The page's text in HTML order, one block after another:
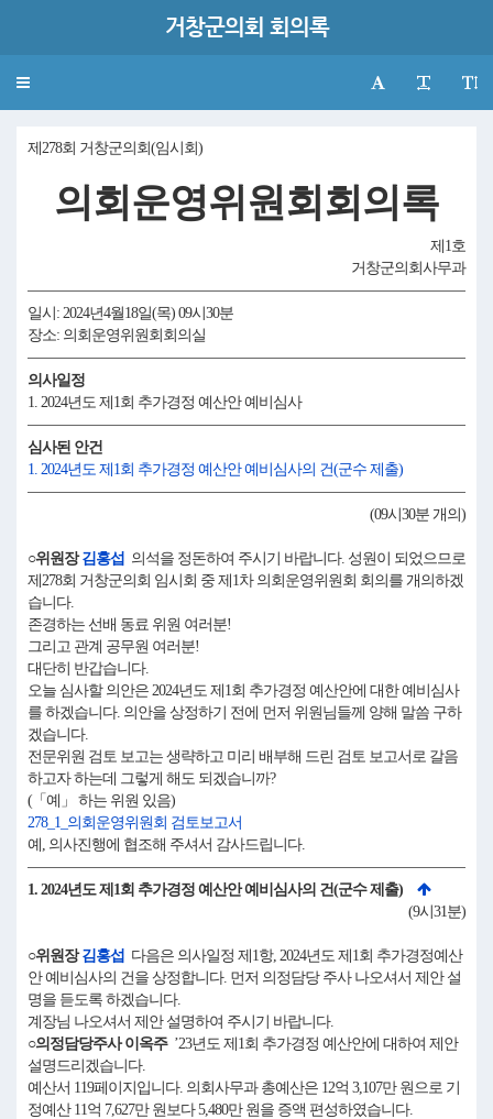
거창군의회 회의록
Toggle
제278회 거창군의회(임시회)
의회운영위원회회의록
제1호
거창군의회사무과
일시: 2024년4월18일(목) 09시30분
장소: 의회운영위원회회의실
의사일정
1. 2024년도 제1회 추가경정 예산안 예비심사
심사된 안건
1. 2024년도 제1회 추가경정 예산안 예비심사의 건(군수 제출)
(09시30분 개의)
○위원장김홍섭 의석을 정돈하여 주시기 바랍니다. 성원이 되었으므로
제278회 거창군의회 임시회 중 제1차 의회운영위원회 회의를 개의하겠
습니다.
존경하는 선배 동료 위원 여러분!
그리고 관계 공무원 여러분!
대단히 반갑습니다.
오늘 심사할 의안은 2024년도 제1회 추가경정 예산안에 대한 예비심사
를 하겠습니다. 의안을 상정하기 전에 먼저 위원님들께 양해 말씀 구하
겠습니다.
전문위원 검토 보고는 생략하고 미리 배부해 드린 검토 보고서로 갈음
하고자 하는데 그렇게 해도 되겠습니까?
(「예」 하는 위원 있음)
278_1_의회운영위원회 검토보고서
예, 의사진행에 협조해 주셔서 감사드립니다.
1. 2024년도 제1회 추가경정 예산안 예비심사의 건(군수 제출)
(9시31분)
○위원장김홍섭 다음은 의사일정 제1항, 2024년도 제1회 추가경정예산
안 예비심사의 건을 상정합니다. 먼저 의정담당 주사 나오셔서 제안 설
명을 듣도록 하겠습니다.
계장님 나오셔서 제안 설명하여 주시기 바랍니다.
○의정담당주사 이옥주’23년도 제1회 추가경정 예산안에 대하여 제안
설명드리겠습니다.
예산서 119페이지입니다. 의회사무과 총예산은 12억 3,107만 원으로 기
정예산 11억 7,627만 원보다 5,480만 원을 증액 편성하였습니다.